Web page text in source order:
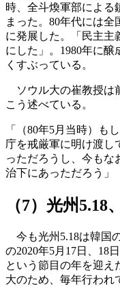
時、全斗煥軍部による
まった。80年代には
に発展した。「民主主
にした」。1980年に
くすぶっている。
ソウル大の崔教授は
こう述べている。
「（80年5月当時）も
庁を戒厳軍に明け渡し
っただろうし、今もな
治下にあっただろう」
（7）光州5.18
今も光州5.18は韓国
の2020年5月17日、18
という節目の年を迎え
大のため、毎年行われ